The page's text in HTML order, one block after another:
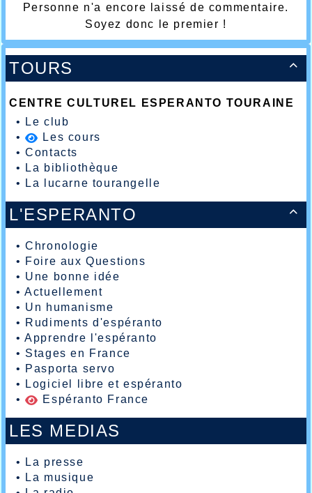

TOURS
CENTRE CULTUREL ESPERANTO TOURAINE
•
Le club
•
Les cours
•Contacts
•
La bibliothèque
•
La lucarne tourangelle

L'ESPERANTO
•Chronologie
• Foire aux Questions
• Une bonne idée
•Actuellement
• Un humanisme
• Rudiments d'espéranto
•Apprendre l'espéranto
• Stages en France
• Pasporta servo
•
Logiciel libre et espéranto
•
Espéranto France
LES MEDIAS
•
La presse
•
La musique
Personne n'a encore laissé de commentaire.
Soyez donc le premier !